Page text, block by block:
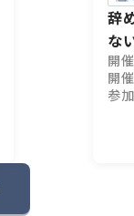
辞
な
開
開
参